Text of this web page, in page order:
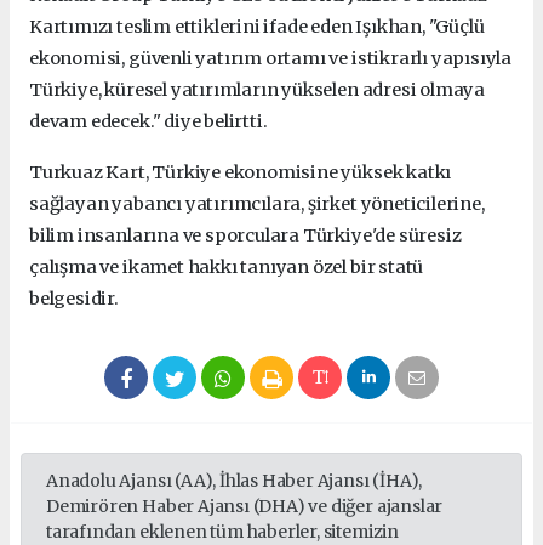
Kartımızı teslim ettiklerini ifade eden Işıkhan, "Güçlü
ekonomisi, güvenli yatırım ortamı ve istikrarlı yapısıyla
Türkiye, küresel yatırımların yükselen adresi olmaya
devam edecek." diye belirtti.
Turkuaz Kart, Türkiye ekonomisine yüksek katkı
sağlayan yabancı yatırımcılara, şirket yöneticilerine,
bilim insanlarına ve sporculara Türkiye'de süresiz
çalışma ve ikamet hakkı tanıyan özel bir statü
belgesidir.
Anadolu Ajansı (AA), İhlas Haber Ajansı (İHA),
Demirören Haber Ajansı (DHA) ve diğer ajanslar
tarafından eklenen tüm haberler, sitemizin